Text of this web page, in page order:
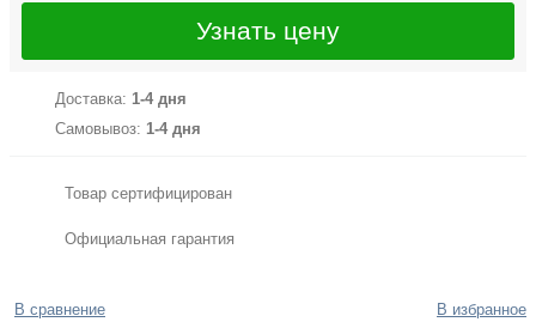
В сравнение В избранное
Узнать цену
Доставка: 1-4 дня
Самовывоз: 1-4 дня
Товар сертифицирован
Официальная гарантия